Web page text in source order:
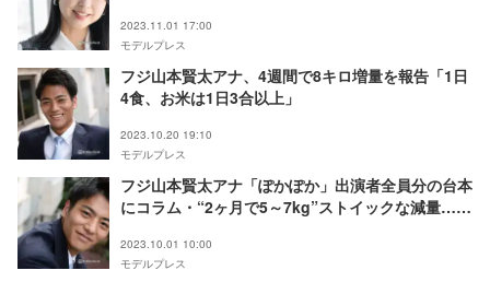
ーション語る＜モデルプレスインタビュー＞
2023.11.01 17:00
モデルプレス
フジ山本賢太アナ、4週間で8キロ増量を報告「1日
4食、お米は1日3合以上」
2023.10.20 19:10
モデルプレス
フジ山本賢太アナ「ぽかぽか」出演者全員分の台本
にコラム・“2ヶ月で5～7kg”ストイックな減量…何
られる秘訣＜モデルプレスインタビュー＞
2023.10.01 10:00
モデルプレス